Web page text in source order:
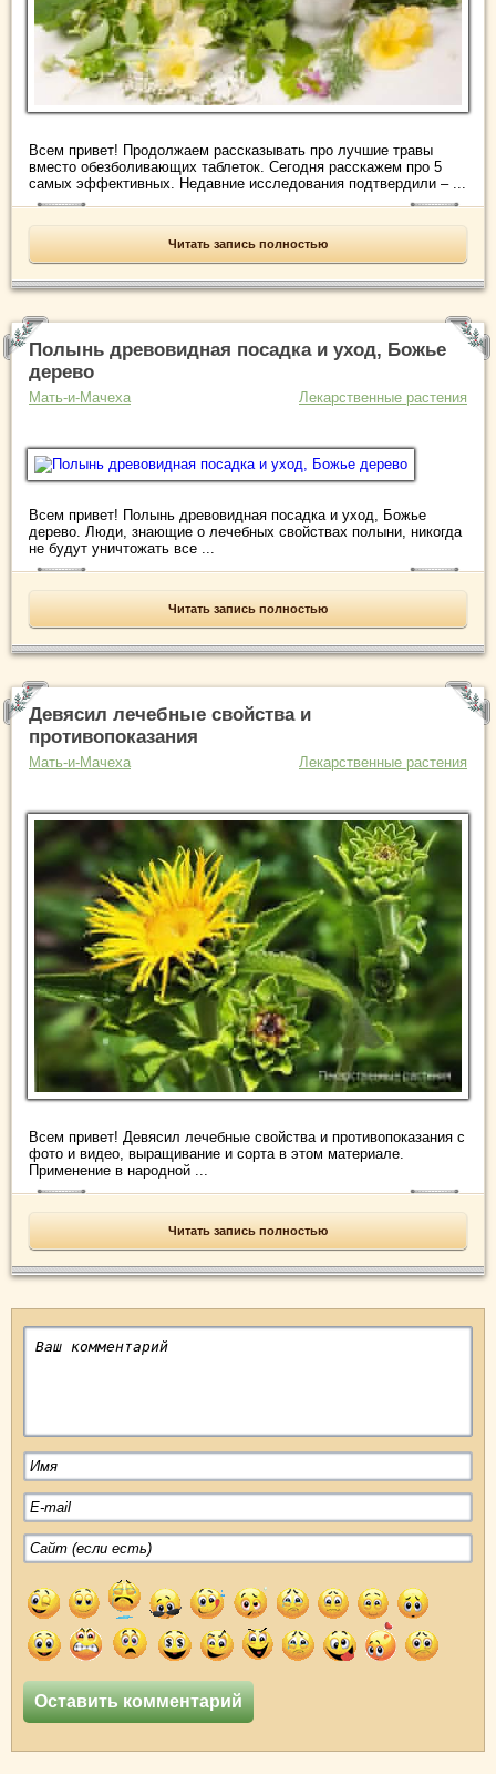
Всем привет! Продолжаем рассказывать про лучшие травы
вместо обезболивающих таблеток. Сегодня расскажем про 5
самых эффективных. Недавние исследования подтвердили – ...
Читать запись полностью
Полынь древовидная посадка и уход, Божье
дерево
Мать-и-Мачеха Лекарственные растения
Всем привет! Полынь древовидная посадка и уход, Божье
дерево. Люди, знающие о лечебных свойствах полыни, никогда
не будут уничтожать все ...
Читать запись полностью
Девясил лечебные свойства и
противопоказания
Мать-и-Мачеха Лекарственные растения
Всем привет! Девясил лечебные свойства и противопоказания с
фото и видео, выращивание и сорта в этом материале.
Применение в народной ...
Читать запись полностью